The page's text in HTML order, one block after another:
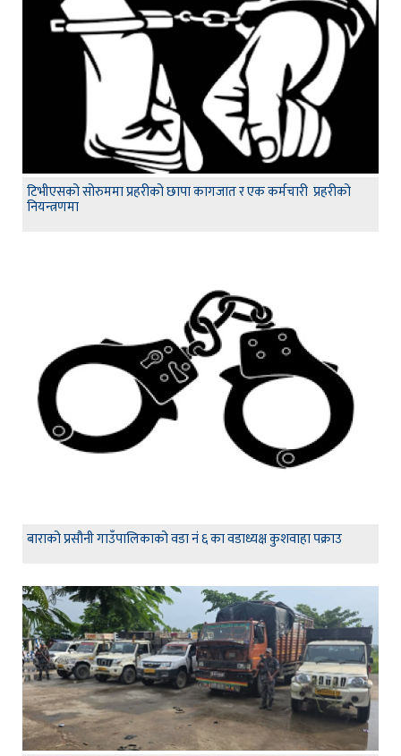
टिभीएसको सोरुममा प्रहरीको छापा कागजात र एक कर्मचारी प्रहरीको
नियन्त्रणमा
बाराको प्रसौनी गाउँपालिकाको वडा नं ६ का वडाध्यक्ष कुशवाहा पक्राउ